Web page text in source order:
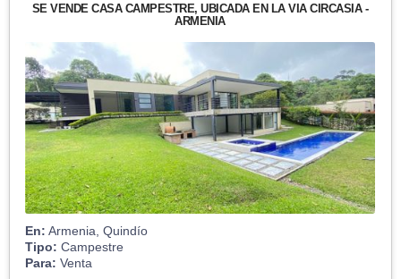
SE VENDE CASA CAMPESTRE, UBICADA EN LA VÍA CIRCASIA -
ARMENIA
En: Armenia, Quindío
Tipo: Campestre
Para: Venta